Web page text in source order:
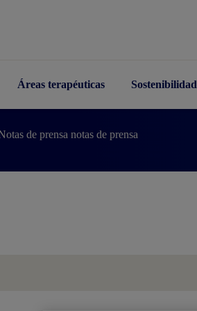
Áreas terapéuticas Sostenibilidad
de prensa notas de prensa